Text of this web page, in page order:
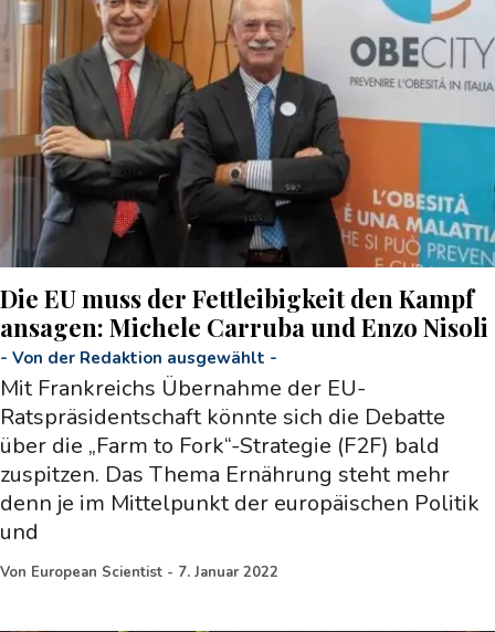
Die EU muss der Fettleibigkeit den Kampf
ansagen: Michele Carruba und Enzo Nisoli
- Von der Redaktion ausgewählt -
Mit Frankreichs Übernahme der EU-
Ratspräsidentschaft könnte sich die Debatte
über die „Farm to Fork“-Strategie (F2F) bald
zuspitzen. Das Thema Ernährung steht mehr
denn je im Mittelpunkt der europäischen Politik
und
Von European Scientist - 7. Januar 2022